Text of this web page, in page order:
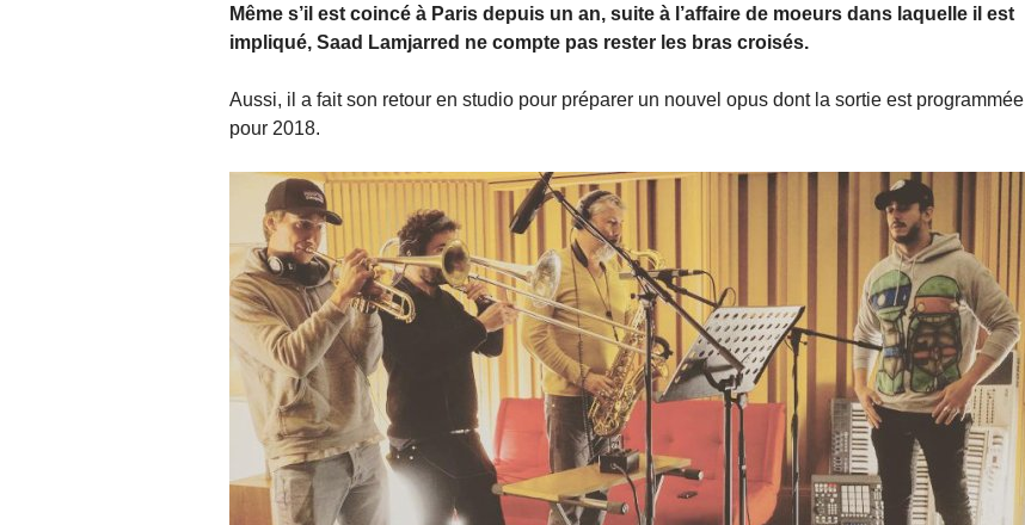
Même s’il est coincé à Paris depuis un an, suite à l’affaire de moeurs dans laquelle il est
impliqué, Saad Lamjarred ne compte pas rester les bras croisés.
Aussi, il a fait son retour en studio pour préparer un nouvel opus dont la sortie est programmée
pour 2018.